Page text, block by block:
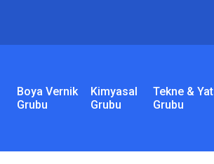
Boya Vernik
Grubu
Kimyasal
Grubu
Tekne & Yat
Grubu